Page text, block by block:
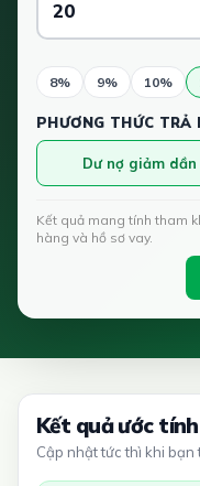
8% 9% 10%
PHƯƠNG THỨC TRẢ
Dư nợ giảm dần
Kết quả mang tính tham
hàng và hồ sơ vay.
Kết quả ước tính
Cập nhật tức thì khi bạn